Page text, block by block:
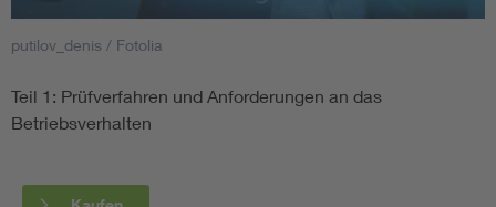
Smart Cities
DKE Fachinformationen im Kontext der Normung
putilov_denis / Fotolia
Teil 1: Prüfverfahren und Anforderungen an das
Betriebsverhalten